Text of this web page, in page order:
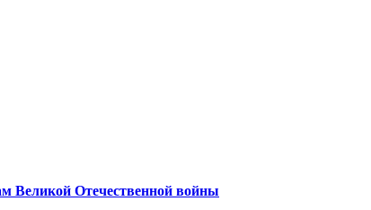
Великой Отечественной войны